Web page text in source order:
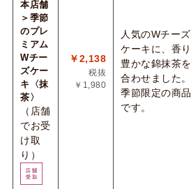
本店舗
＞季節
のプレ
ミアム
Wチー
ズケー
キ〈抹
茶〉
（店舗
でお受
け取
り）
￥2,138
税抜
￥1,980
人気のWチーズ
ケーキに、香り
豊かな錦抹茶を
合わせました。
季節限定の商品
です。